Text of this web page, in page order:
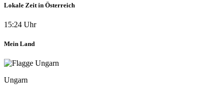
Lokale Zeit in Österreich
15:24 Uhr
Mein Land
Ungarn